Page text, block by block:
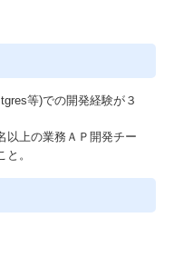
等)での開発経験が３
以上の業務ＡＰ開発チー
。